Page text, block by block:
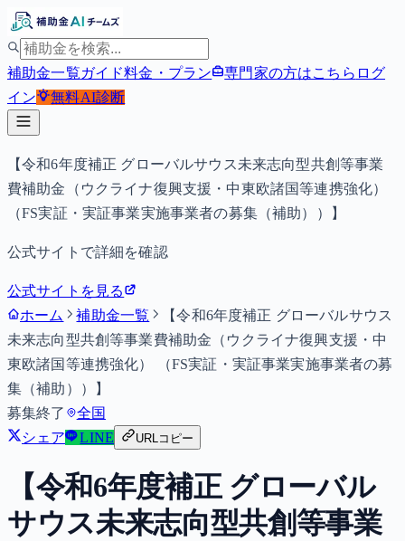
補助金一覧ガイド料金・プラン 専門家の方はこちら ログ
イン
無料AI診断
【令和6年度補正 グローバルサウス未来志向型共創等事業
費補助金（ウクライナ復興支援・中東欧諸国等連携強化）
（FS実証・実証事業実施事業者の募集（補助））】
公式サイトで詳細を確認
公式サイトを見る
ホーム
補助金一覧
【令和6年度補正 グローバルサウス
未来志向型共創等事業費補助金（ウクライナ復興支援・中
東欧諸国等連携強化） （FS実証・実証事業実施事業者の募
集（補助））】
募集終了
全国
シェア
LINE URLコピー
【令和6年度補正 グローバル
サウス未来志向型共創等事業